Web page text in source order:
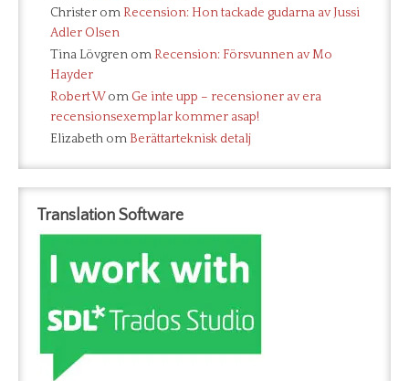
Christer om Recension: Hon tackade gudarna av Jussi
Adler Olsen
Tina Lövgren om Recension: Försvunnen av Mo
Hayder
Robert Wom Ge inte upp – recensioner av era
recensionsexemplar kommer asap!
Elizabeth om Berättarteknisk detalj
Translation Software